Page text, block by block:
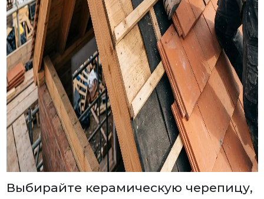
Выбирайте керамическую черепицу,